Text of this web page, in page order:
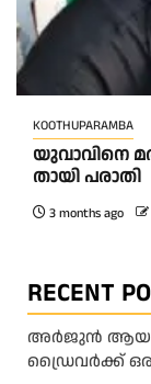
KOOTHUPARAMBA
യു​വാ​വി​നെ
താ​യി പ​രാ​തി
3 months ago
RECENT
അ​ർ​ജു​ൻ
ഡ്രൈ​വ​ർ​ക്ക്